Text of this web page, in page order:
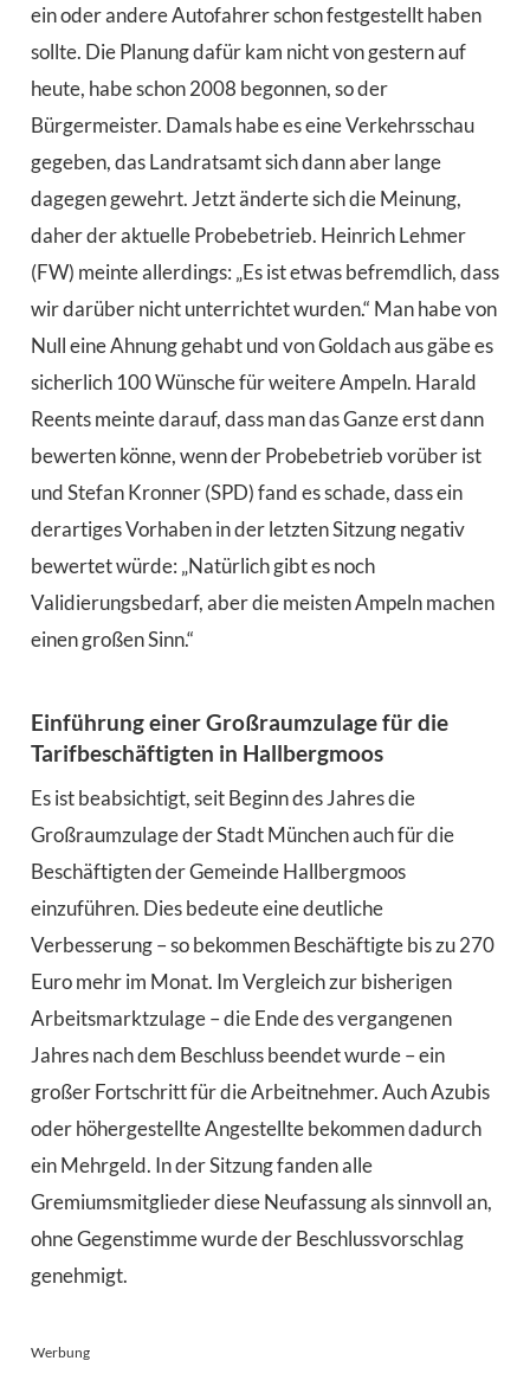
ein oder andere Autofahrer schon festgestellt haben
sollte. Die Planung dafür kam nicht von gestern auf
heute, habe schon 2008 begonnen, so der
Bürgermeister. Damals habe es eine Verkehrsschau
gegeben, das Landratsamt sich dann aber lange
dagegen gewehrt. Jetzt änderte sich die Meinung,
daher der aktuelle Probebetrieb. Heinrich Lehmer
(FW) meinte allerdings: „Es ist etwas befremdlich, dass
wir darüber nicht unterrichtet wurden.“ Man habe von
Null eine Ahnung gehabt und von Goldach aus gäbe es
sicherlich 100 Wünsche für weitere Ampeln. Harald
Reents meinte darauf, dass man das Ganze erst dann
bewerten könne, wenn der Probebetrieb vorüber ist
und Stefan Kronner (SPD) fand es schade, dass ein
derartiges Vorhaben in der letzten Sitzung negativ
bewertet würde: „Natürlich gibt es noch
Validierungsbedarf, aber die meisten Ampeln machen
einen großen Sinn.“
Einführung einer Großraumzulage für die
Tarifbeschäftigten in Hallbergmoos
Es ist beabsichtigt, seit Beginn des Jahres die
Großraumzulage der Stadt München auch für die
Beschäftigten der Gemeinde Hallbergmoos
einzuführen. Dies bedeute eine deutliche
Verbesserung – so bekommen Beschäftigte bis zu 270
Euro mehr im Monat. Im Vergleich zur bisherigen
Arbeitsmarktzulage – die Ende des vergangenen
Jahres nach dem Beschluss beendet wurde – ein
großer Fortschritt für die Arbeitnehmer. Auch Azubis
oder höhergestellte Angestellte bekommen dadurch
ein Mehrgeld. In der Sitzung fanden alle
Gremiumsmitglieder diese Neufassung als sinnvoll an,
ohne Gegenstimme wurde der Beschlussvorschlag
genehmigt.
Werbung